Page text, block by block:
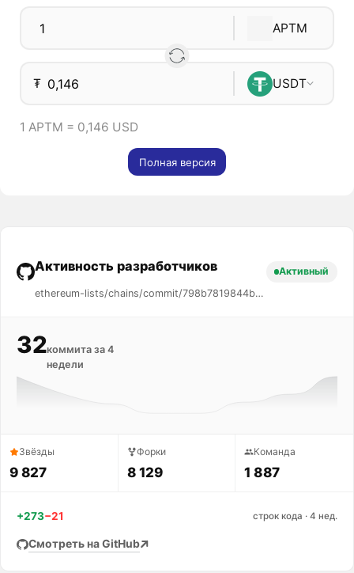
APTM
₮ USDT
1 APTM = 0,146 USD
Полная версия
Активность разработчиков
ethereum-lists/chains/commit/798b7819844b87194d9c12e6bda306aa5f7857b1
Активный
32коммита за 4
недели
Звёзды
9 827
Форки
8 129
Команда
1 887
+273−21 строк кода · 4 нед.
Смотреть на GitHub